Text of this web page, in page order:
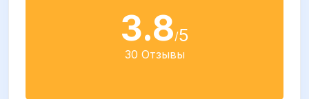
3.8/5
30 Отзывы